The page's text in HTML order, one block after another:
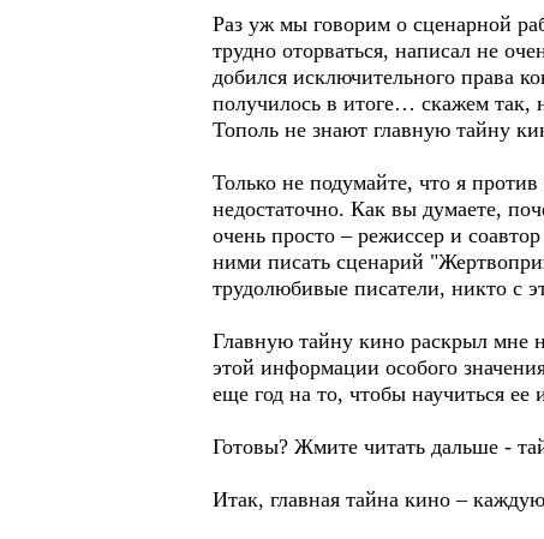
Раз уж мы говорим о сценарной
трудно оторваться, написал не
добился исключительного права
получилось в итоге… скажем так,
Тополь не знают главную тайну
Только не подумайте, что я
недостаточно. Как вы думаете,
очень просто – режиссер и
ними писать сценарий
трудолюбивые писатели, никто с
Главную тайну кино раскрыл мне
этой информации особого
еще год на то, чтобы научиться ее
Готовы? Жмите читать дальше -
Итак, главная тайна кино –